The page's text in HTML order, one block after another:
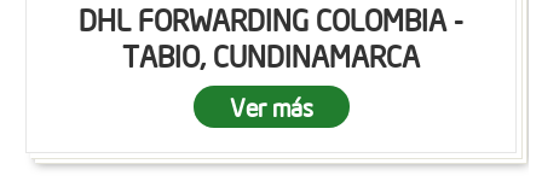
DHL FORWARDING COLOMBIA -
TABIO, CUNDINAMARCA
Ver más